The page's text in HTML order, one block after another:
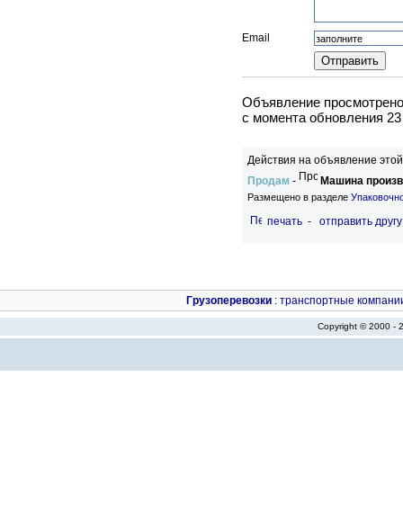
Email
Объявление
c момента обновления
Действия на объявление
Продам - Машина
Размещено в разделе
печать - отправить другу
Грузоперевозки : транспортные
Copyright © 2000 -